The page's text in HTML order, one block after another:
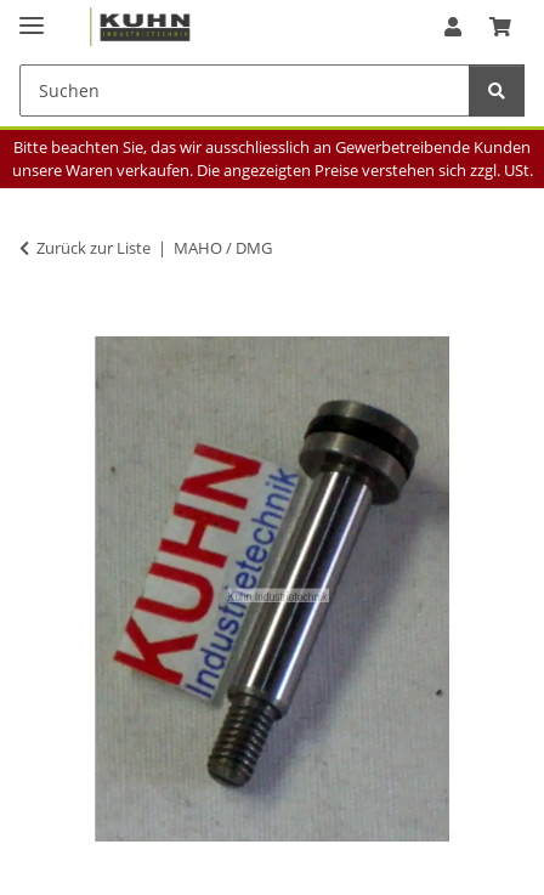
Bitte beachten Sie, das wir ausschliesslich an Gewerbetreibende Kunden
unsere Waren verkaufen. Die angezeigten Preise verstehen sich zzgl. USt.
Zurück zur Liste MAHO / DMG